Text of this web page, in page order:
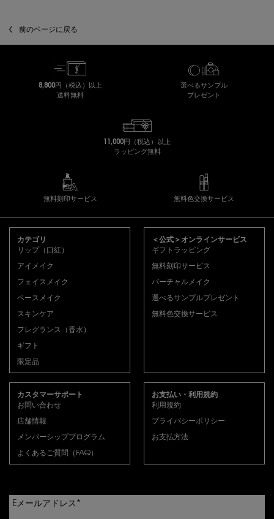
前のページに戻る
8,800円（税込）以上
送料無料
選べるサンプル
プレゼント
11,000円（税込）以上
ラッピング無料
無料刻印サービス 無料色交換サービス
カテゴリ
リップ（口紅）
アイメイク
フェイスメイク
ベースメイク
スキンケア
フレグランス（香水）
ギフト
限定品
＜公式＞オンラインサービス
ギフトラッピング
無料刻印サービス
バーチャルメイク
選べるサンプルプレゼント
無料色交換サービス
カスタマーサポート
お問い合わせ
店舗情報
メンバーシッププログラム
よくあるご質問（FAQ）
お支払い・利用規約
利用規約
プライバシーポリシー
お支払方法
Eメールアドレス *